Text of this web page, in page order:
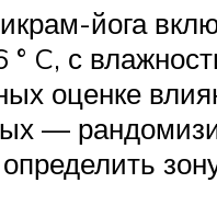
йога
° C, с
оценке
—